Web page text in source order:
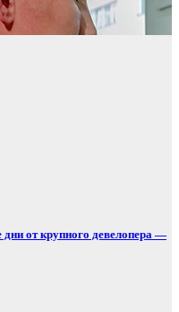
от крупного девелопера —